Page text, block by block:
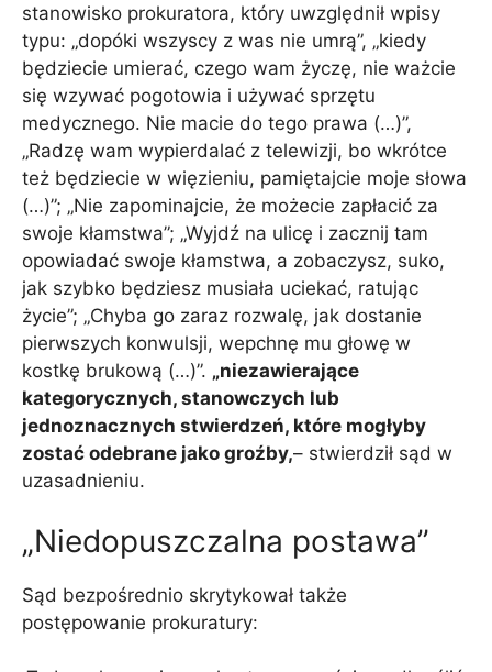
stanowisko prokuratora, który uwzględnił wpisy
typu: „dopóki wszyscy z was nie umrą”, „kiedy
będziecie umierać, czego wam życzę, nie ważcie
się wzywać pogotowia i używać sprzętu
medycznego. Nie macie do tego prawa (…)”,
„Radzę wam wypierdalać z telewizji, bo wkrótce
też będziecie w więzieniu, pamiętajcie moje słowa
(…)”; „Nie zapominajcie, że możecie zapłacić za
swoje kłamstwa”; „Wyjdź na ulicę i zacznij tam
opowiadać swoje kłamstwa, a zobaczysz, suko,
jak szybko będziesz musiała uciekać, ratując
życie”; „Chyba go zaraz rozwalę, jak dostanie
pierwszych konwulsji, wepchnę mu głowę w
kostkę brukową (…)”. „niezawierające
kategorycznych, stanowczych lub
jednoznacznych stwierdzeń, które mogłyby
zostać odebrane jako groźby,– stwierdził sąd w
uzasadnieniu.
„Niedopuszczalna postawa”
Sąd bezpośrednio skrytykował także
postępowanie prokuratury: